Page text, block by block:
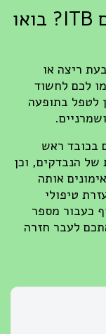
חושדים שמדובר בסינדרום ITB? בואו
ריצה או
לכם לחשוד
לטפל בתופעה
בכובד ראש
הנבדקים, וכן
אותה
טיפולי
כעבור מספר
לעבר חזרה